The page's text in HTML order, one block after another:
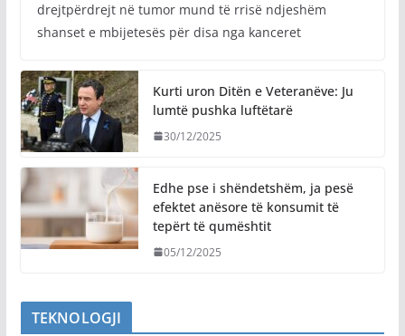
drejtpërdrejt në tumor mund të rrisë ndjeshëm
shanset e mbijetesës për disa nga kanceret
Kurti uron Ditën e Veteranëve: Ju
lumtë pushka luftëtarë
30/12/2025
Edhe pse i shëndetshëm, ja pesë
efektet anësore të konsumit të
tepërt të qumështit
05/12/2025
TEKNOLOGJI